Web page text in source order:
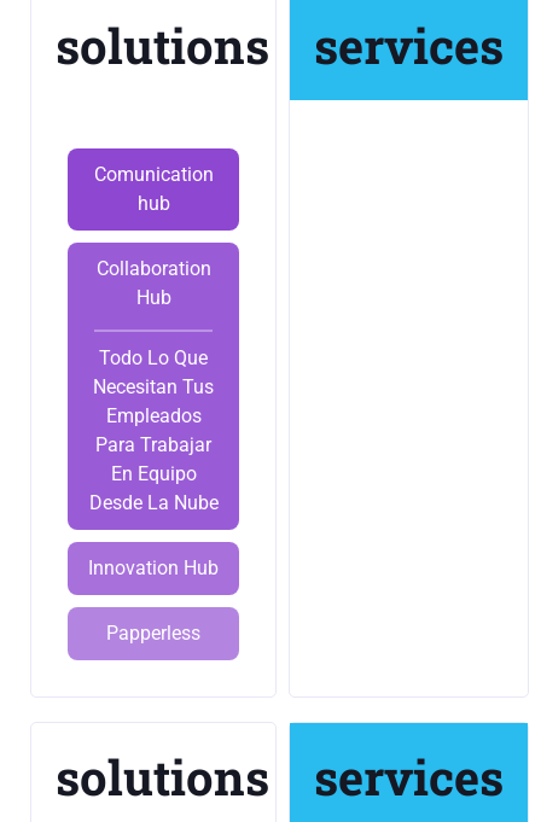
solutions
Comunication
hub
Collaboration
Hub
Todo Lo Que
Necesitan Tus
Empleados
Para Trabajar
En Equipo
Desde La Nube
Innovation Hub
Papperless
services
solutions services